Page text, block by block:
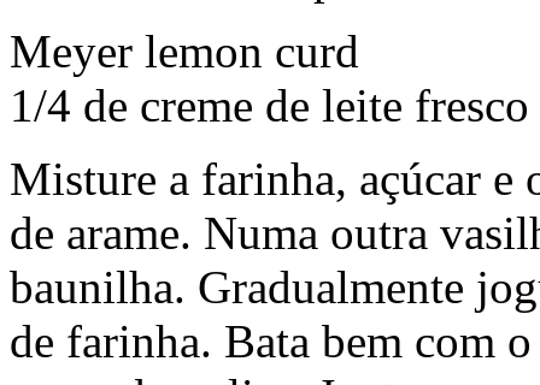
Meyer lemon curd
1/4 de creme de leite
Misture a farinha, açúcar e
de arame. Numa outra
baunilha. Gradualmente
de farinha. Bata bem com